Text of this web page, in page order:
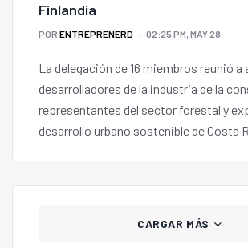
Finlandia
POR ENTREPRENERD 02:25 PM, MAY 28
La delegación de 16 miembros reunió
desarrolladores de la industria de la
representantes del sector forestal y
desarrollo urbano sostenible de Costa
CARGAR MÁS